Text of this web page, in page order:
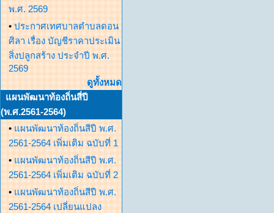
พ.ศ. 2569
• ประกาศเทศบาลตำบลดอน
ศิลา เรื่อง บัญชีราคาประเมิน
สิ่งปลูกสร้าง ประจำปี พ.ศ.
2569
ดูทั้งหมด
แผนพัฒนาท้องถิ่นสี่ปี
(พ.ศ.2561-2564)
• แผนพัฒนาท้องถิ่นสีปี พ.ศ.
2561-2564 เพิ่มเติม ฉบับที่ 1
• แผนพัฒนาท้องถิ่นสีปี พ.ศ.
2561-2564 เพิ่มเติม ฉบับที่ 2
• แผนพัฒนาท้องถิ่นสีปี พ.ศ.
2561-2564 เปลี่ยนแปลง